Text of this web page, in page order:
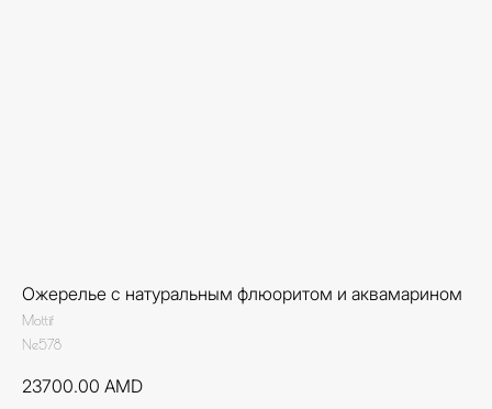
Ожерелье с натуральным флюоритом и аквамарином
Mottif
Ne578
23700.00 AMD